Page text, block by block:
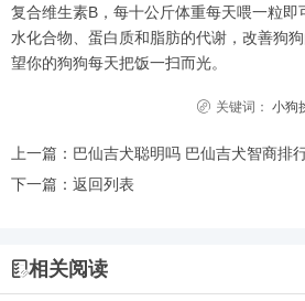
复合维生素B，每十公斤体重每天喂一粒即
水化合物、蛋白质和脂肪的代谢，改善狗
望你的狗狗每天把饭一扫而光。
关键词： 小狗
上一篇： 巴仙吉犬聪明吗 巴仙吉犬智商排
下一篇： 返回列表
相关阅读